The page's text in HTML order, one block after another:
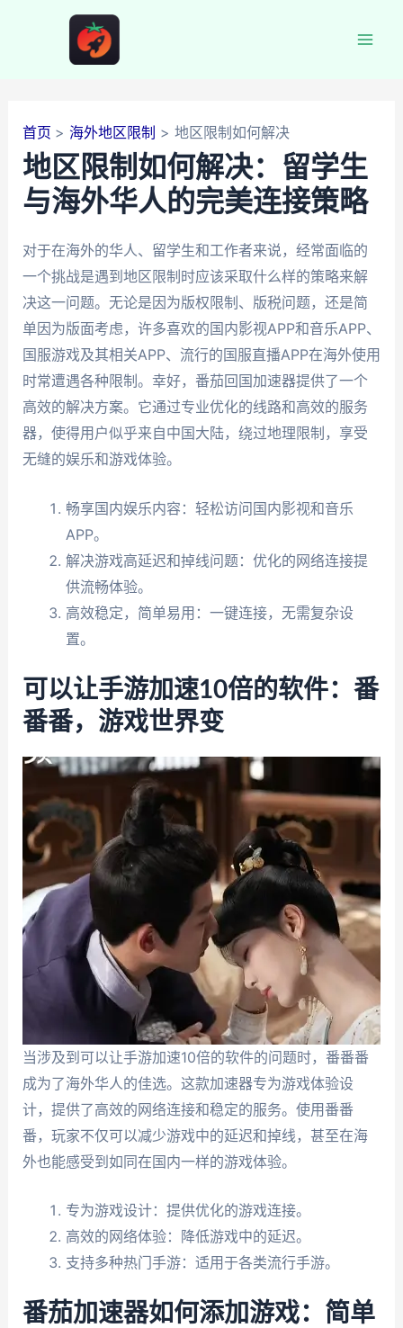
首页 海外地区限制 地区限制如何解决
地区限制如何解决：留学生
与海外华人的完美连接策略
对于在海外的华人、留学生和工作者来说，经常面临的
一个挑战是遇到地区限制时应该采取什么样的策略来解
决这一问题。无论是因为版权限制、版税问题，还是简
单因为版面考虑，许多喜欢的国内影视APP和音乐APP、
国服游戏及其相关APP、流行的国服直播APP在海外使用
时常遭遇各种限制。幸好，番茄回国加速器提供了一个
高效的解决方案。它通过专业优化的线路和高效的服务
器，使得用户似乎来自中国大陆，绕过地理限制，享受
无缝的娱乐和游戏体验。
畅享国内娱乐内容：轻松访问国内影视和音乐
APP。
解决游戏高延迟和掉线问题：优化的网络连接提
供流畅体验。
高效稳定，简单易用：一键连接，无需复杂设
置。
可以让手游加速10倍的软件：番
番番，游戏世界变
当涉及到可以让手游加速10倍的软件的问题时，番番番
成为了海外华人的佳选。这款加速器专为游戏体验设
计，提供了高效的网络连接和稳定的服务。使用番番
番，玩家不仅可以减少游戏中的延迟和掉线，甚至在海
外也能感受到如同在国内一样的游戏体验。
专为游戏设计：提供优化的游戏连接。
高效的网络体验：降低游戏中的延迟。
支持多种热门手游：适用于各类流行手游。
番茄加速器如何添加游戏：简单